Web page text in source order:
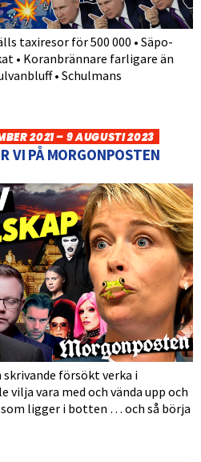
taxiresor för 500 000 • Säpo-
• Koranbrännare farligare än
• Schulmans
2021 – 9 AUGUSTI 2023
VI PÅ MORGONPOSTEN
försökt verka i
vilja vara med och vända upp och
ligger i botten … och så börja